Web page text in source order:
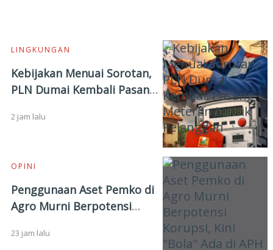
LINGKUNGAN
Kebijakan Menuai Sorotan,
PLN Dumai Kembali Pasang
2 jam lalu
OPINI
Penggunaan Aset Pemko di
Agro Murni Berpotensi
APH
23 jam lalu